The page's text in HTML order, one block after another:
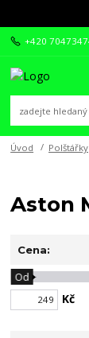
+420
Úvod Polštářky
Aston
Cena:
Kč
Od